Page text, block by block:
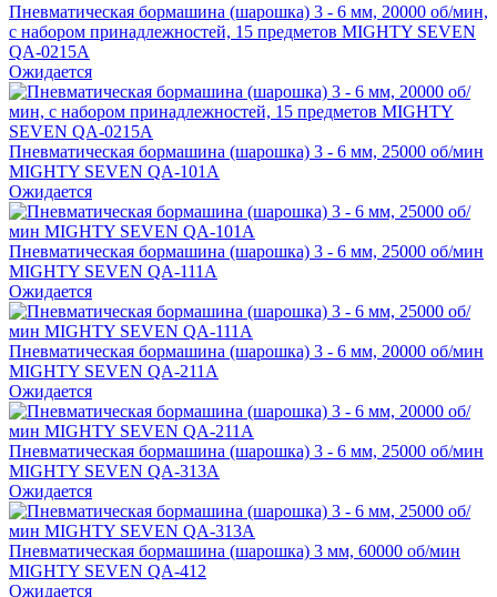
Пневматическая бормашина (шарошка) 3 - 6 мм, 20000 об/мин,
с набором принадлежностей, 15 предметов MIGHTY SEVEN
QA-0215A
Ожидается
Пневматическая бормашина (шарошка) 3 - 6 мм, 25000 об/мин
MIGHTY SEVEN QA-101A
Ожидается
Пневматическая бормашина (шарошка) 3 - 6 мм, 25000 об/мин
MIGHTY SEVEN QA-111A
Ожидается
Пневматическая бормашина (шарошка) 3 - 6 мм, 20000 об/мин
MIGHTY SEVEN QA-211A
Ожидается
Пневматическая бормашина (шарошка) 3 - 6 мм, 25000 об/мин
MIGHTY SEVEN QA-313A
Ожидается
Пневматическая бормашина (шарошка) 3 мм, 60000 об/мин
MIGHTY SEVEN QA-412
Ожидается